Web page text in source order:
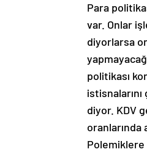
Para
var. Onlar
diyorlarsa
politikası
diyor. KDV
oranlarında
Polemiklere